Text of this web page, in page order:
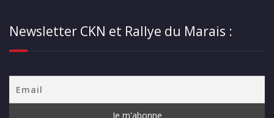
Newsletter CKN et Rallye du Marais :